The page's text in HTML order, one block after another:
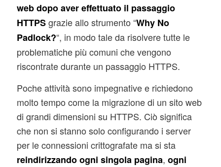
web dopo aver effettuato il passaggio
HTTPSgrazie allo strumento “Why No
Padlock?“, in modo tale da risolvere tutte le
problematiche più comuni che vengono
riscontrate durante un passaggio HTTPS.
Poche attività sono impegnative e richiedono
molto tempo come la migrazione di un sito web
di grandi dimensioni su HTTPS. Ciò significa
che non si stanno solo configurando i server
per le connessioni crittografate ma si sta
reindirizzando ogni singola pagina, ogni